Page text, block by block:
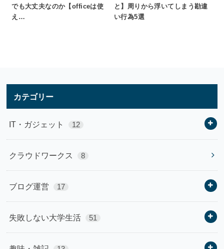
でも大丈夫なのか【officeは使
え…
と】周りから浮いてしまう勘違
い行為5選
カテゴリー
IT・ガジェット 12
クラウドワークス 8
ブログ運営 17
失敗しない大学生活 51